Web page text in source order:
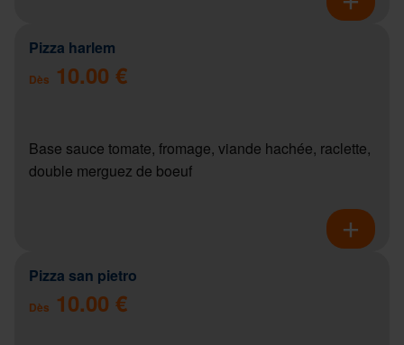
Pizza harlem
Dès 10.00 €
Base sauce tomate, fromage, viande hachée, raclette,
double merguez de boeuf
Pizza san pietro
Dès 10.00 €